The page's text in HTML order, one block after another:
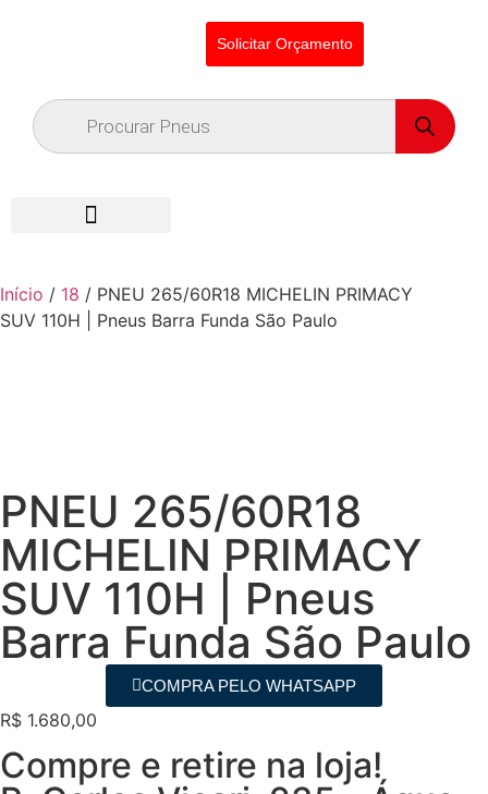
Solicitar Orçamento
Início / 18 / PNEU 265/60R18 MICHELIN PRIMACY
SUV 110H | Pneus Barra Funda São Paulo
PNEU 265/60R18
MICHELIN PRIMACY
SUV 110H | Pneus
Barra Funda São Paulo
COMPRA PELO WHATSAPP
R$ 1.680,00
Compre e retire na loja!